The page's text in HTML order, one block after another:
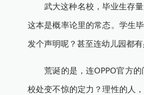
武大这种名校，毕业生存量
这本是概率论里的常态。学生
发个声明呢？甚至连幼儿园都
荒诞的是，连OPPO官方的
校处变不惊的定力？理性的人